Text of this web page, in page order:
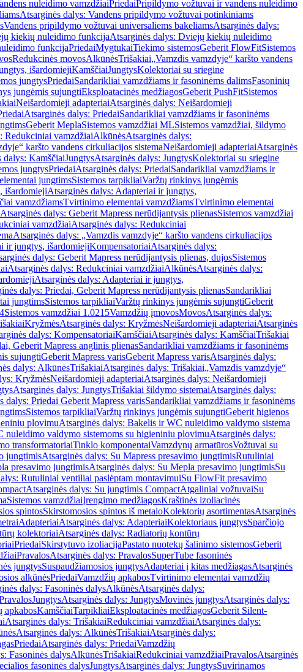
nuleidimo vamzdžiaiPriedaiPripildymo vožtuvai ir vandens nuleidimo
Atsarginės dalys: Vandens pripildymo vožtuvai potinkiniams
Vandens pripildymo vožtuvai universaliems bakeliamsAtsarginės dalys:
kiekių nuleidimo funkcijaAtsarginės dalys: Dviejų kiekių nuleidimo
funkcijaPriedaiMygtukaiTiekimo sistemosGeberit FlowFitSistemos
Redukcinės movosAlkūnėsTrišakiai„Vamzdis vamzdyje“ karšto vandens
išardomiejiKamščiaiJungtysKolektoriai su sriegine
jungtysPriedaiSandarikliai vamzdžiams ir fasoninėms dalimsFasoninių
jungėmis sujungtiEksploatacinės medžiagosGeberit PushFitSistemos
Neišardomieji adapteriaiAtsarginės dalys: Neišardomieji
Atsarginės dalys: PriedaiSandarikliai vamzdžiams ir fasoninėms
Geberit MeplaSistemos vamzdžiai MLSistemos vamzdžiai, šildymo
Redukciniai vamzdžiaiAlkūnėsAtsarginės dalys:
karšto vandens cirkuliacijos sistemaNeišardomieji adapteriaiAtsarginės
dalys: KamščiaiJungtysAtsarginės dalys: JungtysKolektoriai su sriegine
jungtysPriedaiAtsarginės dalys: PriedaiSandarikliai vamzdžiams ir
jungtimsSistemos tarpikliaiVaržtų rinkinys jungėmis
išardomiejiAtsarginės dalys: Adapteriai ir jungtys,
vamzdžiamsTvirtinimo elementai vamzdžiamsTvirtinimo elementai
Atsarginės dalys: Geberit Mapress nerūdijantysis plienasSistemos vamzdžiai
vamzdžiaiAtsarginės dalys: Redukciniai
Atsarginės dalys: „Vamzdis vamzdyje“ karšto vandens cirkuliacijos
ir jungtys, išardomiejiKompensatoriaiAtsarginės dalys:
dalys: Geberit Mapress nerūdijantysis plienas, dujosSistemos
Atsarginės dalys: Redukciniai vamzdžiaiAlkūnėsAtsarginės dalys:
Atsarginės dalys: Adapteriai ir jungtys,
dalys: Priedai, Geberit Mapress nerūdijantysis plienasSandarikliai
jungtimsSistemos tarpikliaiVaržtų rinkinys jungėmis sujungtiGeberit
Sistemos vamzdžiai 1.0215Vamzdžių įmovosMovosAtsarginės dalys:
KryžmėsAtsarginės dalys: KryžmėsNeišardomieji adapteriaiAtsarginės
dalys: KompensatoriaiKamščiaiAtsarginės dalys: KamščiaiTrišakiai
Geberit Mapress anglinis plienasSandarikliai vamzdžiams ir fasoninėms
sujungtiGeberit Mapress varisGeberit Mapress varisAtsarginės dalys:
dalys: AlkūnėsTrišakiaiAtsarginės dalys: Trišakiai„Vamzdis vamzdyje“
KryžmėsNeišardomieji adapteriaiAtsarginės dalys: Neišardomieji
Atsarginės dalys: JungtysTrišakiai šildymo sistemaiAtsarginės dalys:
dalys: Priedai Geberit Mapress varisSandarikliai vamzdžiams ir fasoninėms
Sistemos tarpikliaiVaržtų rinkinys jungėmis sujungtiGeberit higienos
plovimuAtsarginės dalys: Bakelis ir WC nuleidimo valdymo sistema
nuleidimo valdymo sistemoms su higieniniu plovimuAtsarginės dalys:
transformatoriaiTinklo komponentaiVamzdynų armatūrosVožtuvai su
jungtimisAtsarginės dalys: Su Mapress presavimo jungtimisRutuliniai
presavimo jungtimisAtsarginės dalys: Su Mepla presavimo jungtimisSu
Rutuliniai ventiliai paslėptam montavimuiSu FlowFit presavimo
Atsarginės dalys: Su jungtimis CompactAtgaliniai vožtuvaiSu
Sistemos vamzdžiaiĮrengimo medžiagosKraštinės izoliacinės
spintosSkirstomosios spintos iš metaloKolektorių asortimentasAtsarginės
AdapteriaiAtsarginės dalys: AdapteriaiKolektoriaus jungtysSparčiojo
kolektoriaiAtsarginės dalys: Radiatorių kontūrų
PriedaiSkirstytuvo izoliacijaPastato nuotekų šalinimo sistemosGeberit
PravalosAtsarginės dalys: PravalosSuperTube fasoninės
jungtysSuspaudžiamosios jungtysAdapteriai į kitas medžiagasAtsarginės
alkūnėsPriedaiVamzdžių apkabosTvirtinimo elementai vamzdžių
dalys: Fasoninės dalysAlkūnėsAtsarginės dalys:
JungtysAtsarginės dalys: JungtysMovinės jungtysAtsarginės dalys:
apkabosKamščiaiTarpikliaiEksploatacinės medžiagosGeberit Silent-
Atsarginės dalys: TrišakiaiRedukciniai vamzdžiaiAtsarginės dalys:
Atsarginės dalys: AlkūnėsTrišakiaiAtsarginės dalys:
PriedaiAtsarginės dalys: PriedaiVamzdžių
Fasoninės dalysAlkūnėsTrišakiaiRedukciniai vamzdžiaiPravalosAtsarginės
fasoninės dalysJungtysAtsarginės dalys: JungtysSuvirinamos